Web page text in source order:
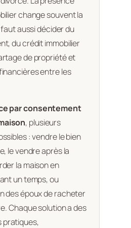
change souvent la
aussi décider du
du crédit immobilier
de propriété et
entre les
par consentement
, plusieurs
: vendre le bien
le vendre après la
la maison en
un temps, ou
des époux de racheter
Chaque solution a des
pratiques,